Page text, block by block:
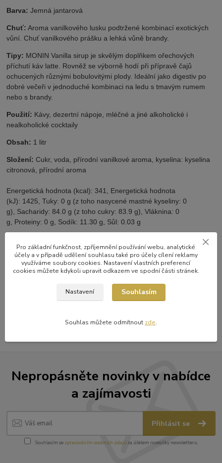
Barva: Jemná jantarová
Chuť: Aroma vanilkového lusku podtržené kombinací exotických
vůní. Chuť vanilkového prášku a lehká vůně brandy.
Tipy: MONIN Vanilla sirup je skvělým doplňkem ořechových
příchutí káv latte. Rovněž se výborně hodí při přípravě čajů
ochucených různými bobulovitými plody. Ideální jako digestiv po
dobré večeři v jednoduché kombinaci na ledu s tmavým rumem
nebo s brandy.
Použití: Kávy, dezertní nápoje, mléčné a jiné alkoholické i
nealkoholické cocktaily
Obsah: 1 litr
Složení: Cukr, voda, přírodní vanilkové aroma, kyselina: kyselina
citronová, přírodní aroma
Energetická hodnota (kcal): 341, Energetická hodnota
(kJ): 1425,Tuky: 0 g (z toho nasycené mastné kyseliny: 0
g), Sacharidy: 84.0 g (z toho cukry: 83.9 g),Vláknina: 0
g, Proteiny: 0 g, Sodík: 11.30 g, Sůl: 0.03 g
Nepropásněte novinky v nabídce
a zajímavosti
Přihlásit se
Souhlasím se zpracováním osobních údajůza účelem rozesílky newsletteru.
Pro základní funkčnost, zpříjemnění používání webu, analytické
účely a v případě udělení souhlasu také pro účely cílení reklamy
využíváme soubory cookies. Nastavení vlastních preferencí
cookies můžete kdykoli upravit odkazem ve spodní části stránek.
Nastavení Souhlasím
Souhlas můžete odmítnout zde.